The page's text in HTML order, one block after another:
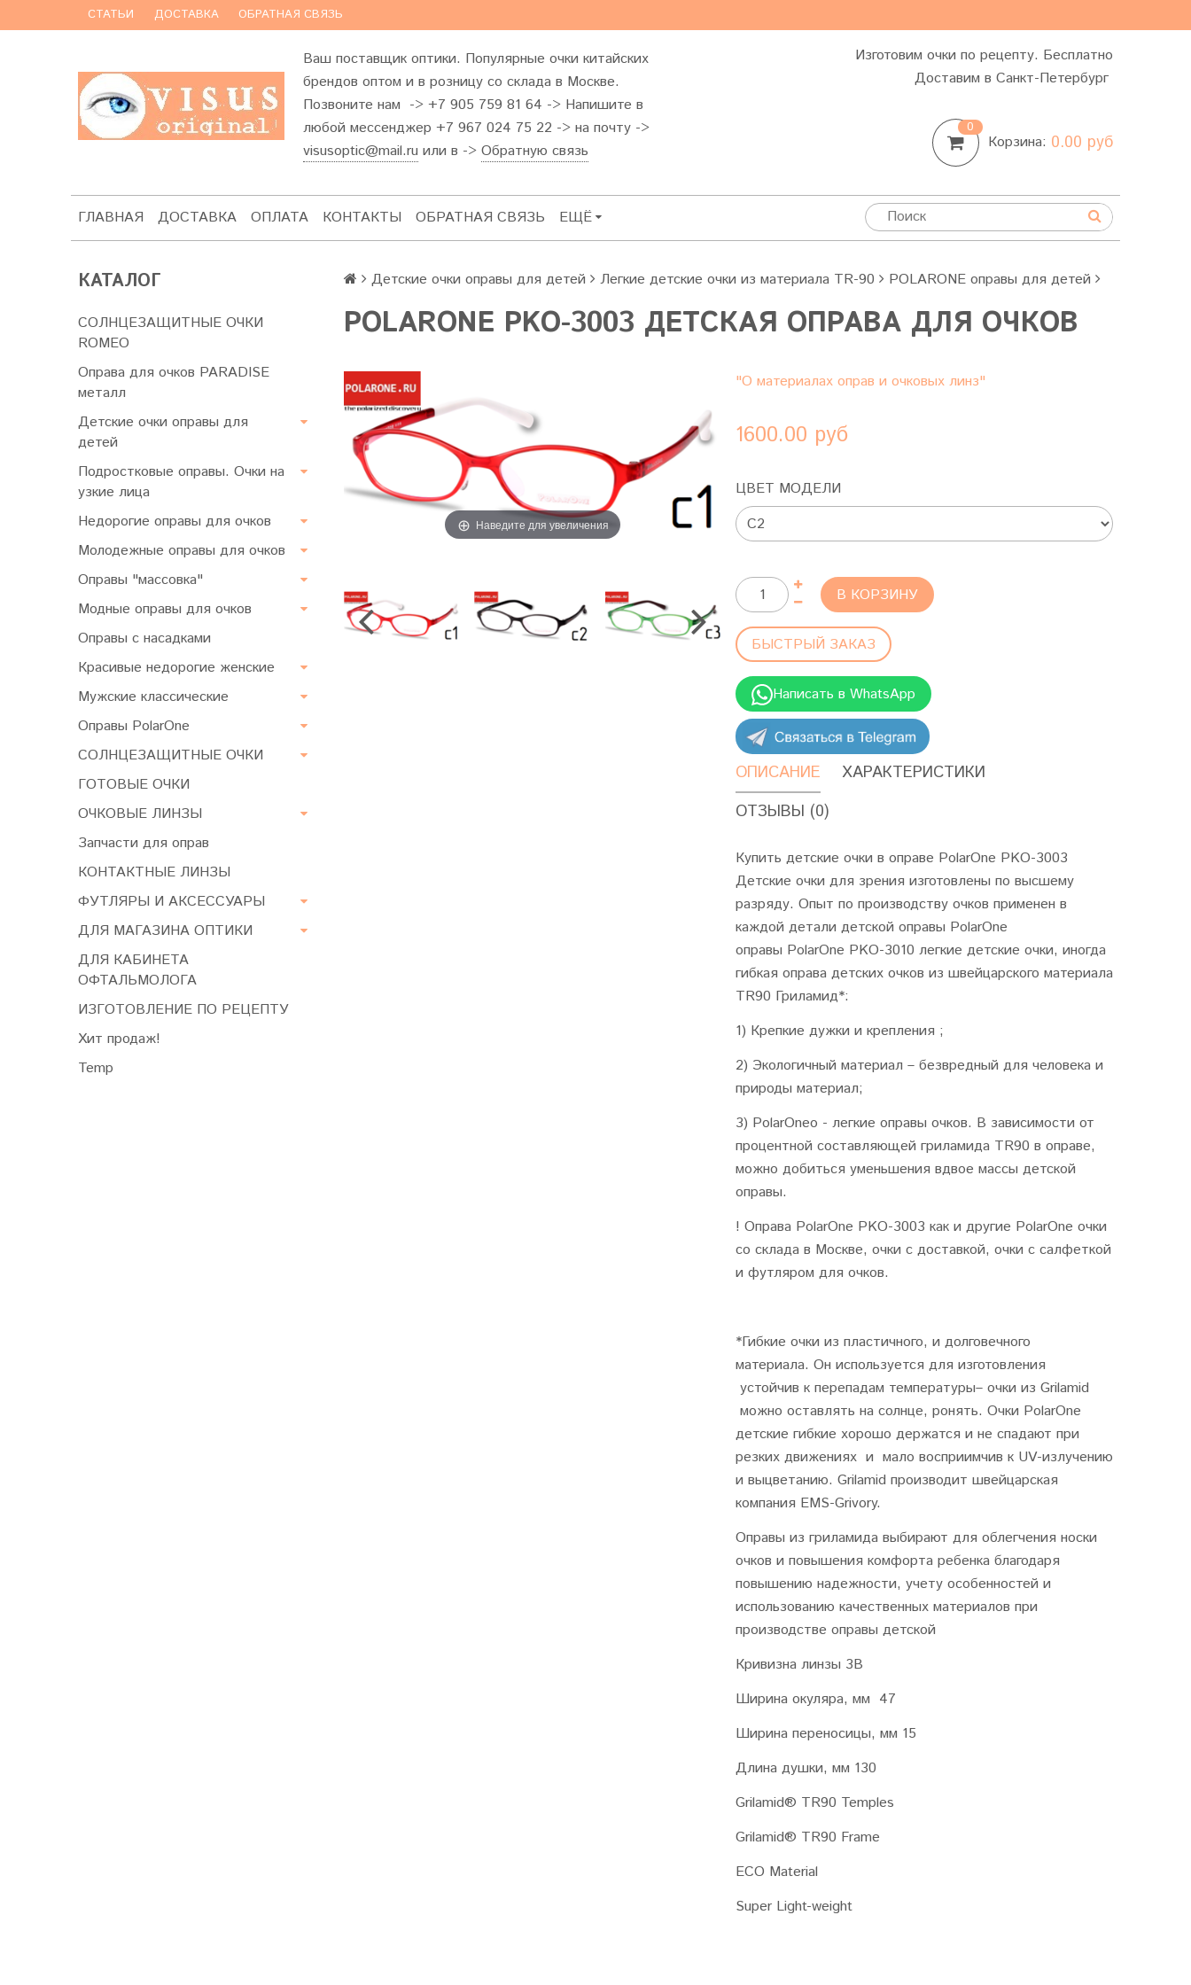
СТАТЬИ ДОСТАВКА ОБРАТНАЯ СВЯЗЬ
Ваш поставщик оптики. Популярные очки китайских
брендов оптом и в розницу со склада в Москве.
Позвоните нам -> +7 905 759 81 64 -> Напишите в
любой мессенджер +7 967 024 75 22 -> на почту ->
visusoptic@mail.ru или в -> Обратную связь
Изготовим очки по рецепту. Бесплатно
Доставим в Санкт-Петербург
0
Корзина: 0.00 руб
ГЛАВНАЯ ДОСТАВКА ОПЛАТА КОНТАКТЫ ОБРАТНАЯ СВЯЗЬ ЕЩЁ
КАТАЛОГ
СОЛНЦЕЗАЩИТНЫЕ ОЧКИ
ROMEO
Оправа для очков PARADISE
металл
Детские очки оправы для
детей
Подростковые оправы. Очки на
узкие лица
Недорогие оправы для очков
Молодежные оправы для очков
Оправы "массовка"
Модные оправы для очков
Оправы с насадками
Красивые недорогие женские
Мужские классические
Оправы PolarOne
СОЛНЦЕЗАЩИТНЫЕ ОЧКИ
ГОТОВЫЕ ОЧКИ
ОЧКОВЫЕ ЛИНЗЫ
Запчасти для оправ
КОНТАКТНЫЕ ЛИНЗЫ
ФУТЛЯРЫ И АКСЕССУАРЫ
ДЛЯ МАГАЗИНА ОПТИКИ
ДЛЯ КАБИНЕТА
ОФТАЛЬМОЛОГА
ИЗГОТОВЛЕНИЕ ПО РЕЦЕПТУ
Хит продаж!
Temp
Детские очки оправы для детей Легкие детские очки из материала TR-90 POLARONE оправы для детей
POLARONE PKO-3003 ДЕТСКАЯ ОПРАВА ДЛЯ ОЧКОВ
Наведите для увеличения
"О материалах оправ и очковых линз"
1600.00 руб
ЦВЕТ МОДЕЛИ
В КОРЗИНУ
БЫСТРЫЙ ЗАКАЗ
Написать в WhatsApp
ОПИСАНИЕ
ХАРАКТЕРИСТИКИ
ОТЗЫВЫ (0)
Купить детские очки в оправе PolarOne PKO-3003
Детские очки для зрения изготовлены по высшему
разряду. Опыт по производству очков применен в
каждой детали детской оправы PolarOne
оправы PolarOne PKO-3010 легкие детские очки, иногда
гибкая оправа детских очков из швейцарского материала
TR90 Гриламид*:
1) Крепкие дужки и крепления ;
2) Экологичный материал – безвредный для человека и
природы материал;
3) PolarOneo - легкие оправы очков. В зависимости от
процентной составляющей гриламида TR90 в оправе,
можно добиться уменьшения вдвое массы детской
оправы.
! Оправа PolarOne PKO-3003 как и другие PolarOne очки
со склада в Москве, очки с доставкой, очки с салфеткой
и футляром для очков.
*Гибкие очки из пластичного, и долговечного
материала. Он используется для изготовления
устойчив к перепадам температуры– очки из Grilamid
можно оставлять на солнце, ронять. Очки PolarOne
детские гибкие хорошо держатся и не спадают при
резких движениях и мало восприимчив к UV-излучению
и выцветанию. Grilamid производит швейцарская
компания EMS-Grivory.
Оправы из гриламида выбирают для облегчения носки
очков и повышения комфорта ребенка благодаря
повышению надежности, учету особенностей и
использованию качественных материалов при
производстве оправы детской
Кривизна линзы 3B
Ширина окуляра, мм 47
Ширина переносицы, мм 15
Длина душки, мм 130
Grilamid® TR90 Temples
Grilamid® TR90 Frame
ECO Material
Super Light-weight